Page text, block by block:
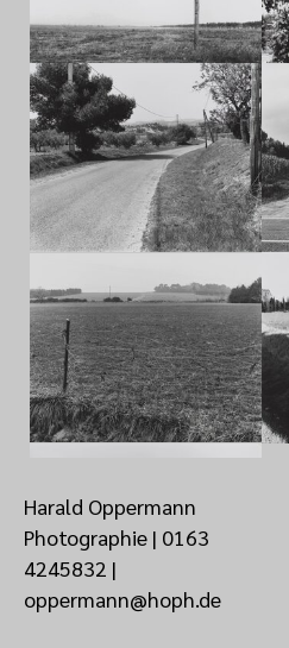
Harald Oppermann
Photographie | 0163
4245832 ‬ |
oppermann@hoph.de